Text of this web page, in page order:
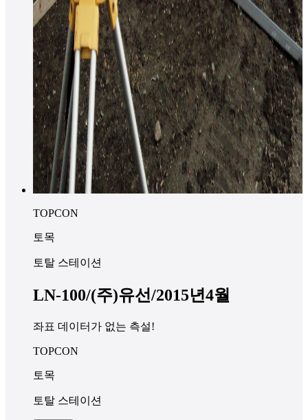
TOPCON
토목
토탈 스테이션
LN-100/(주)유선/2015년4월
좌표 데이터가 없는 측설!
TOPCON
토목
토탈 스테이션